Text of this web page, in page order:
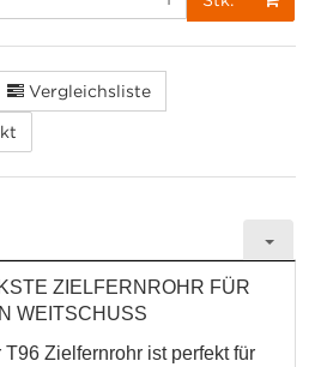
Vergleichsliste
ZIELFERNROHR FÜR
WEITSCHUSS
Zielfernrohr ist perfekt für